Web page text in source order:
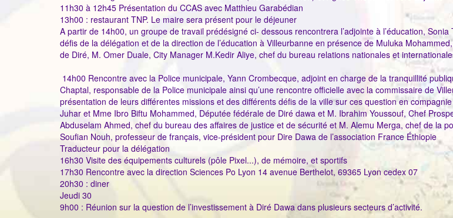
11h30 à 12h45 Présentation du CCAS avec Matthieu Garabédian
13h00 : restaurant TNP. Le maire sera présent pour le déjeuner
A partir de 14h00, un groupe de travail prédésigné ci- dessous rencontrera l’adjointe à l’éducation,
défis de la délégation et de la direction de l’éducation à Villeurbanne en présence de Muluka
de Diré, M. Omer Duale, City Manager M.Kedir Aliye, chef du bureau relations nationales et
14h00 Rencontre avec la Police municipale, Yann Crombecque, adjoint en charge de la tranquillité
Chaptal, responsable de la Police municipale ainsi qu’une rencontre officielle avec la commissaire de
présentation de leurs différentes missions et des différents défis de la ville sur ces question en
Juhar et Mme Ibro Biftu Mohammed, Députée fédérale de Diré dawa et M. Ibrahim Youssouf, Chef
Abduselam Ahmed, chef du bureau des affaires de justice et de sécurité et M. Alemu Merga, chef de la
Soufian Nouh, professeur de français, vice-président pour Dire Dawa de l’association France Éthiopie
Traducteur pour la délégation
16h30 Visite des équipements culturels (pôle Pixel...), de mémoire, et sportifs
17h30 Rencontre avec la direction Sciences Po Lyon 14 avenue Berthelot, 69365 Lyon cedex 07
20h30 : diner
Jeudi 30
9h00 : Réunion sur la question de l’investissement à Diré Dawa dans plusieurs secteurs d’activité.